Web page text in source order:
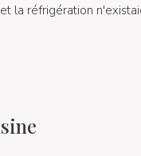
la réfrigération